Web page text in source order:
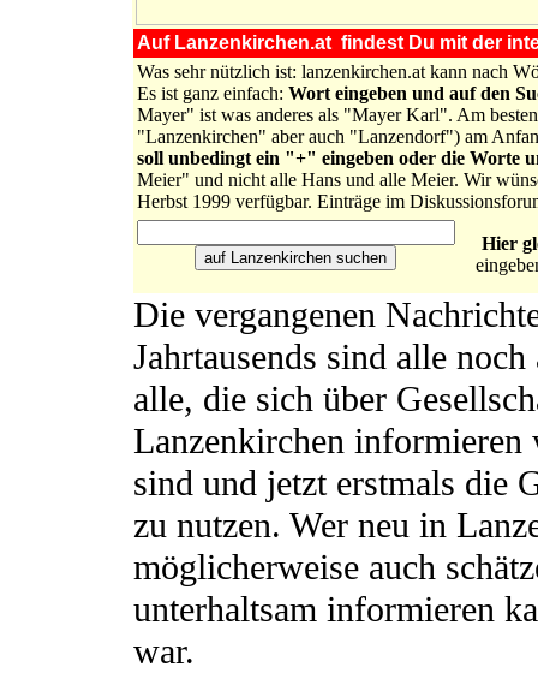
Auf Lanzenkirchen.at findest Du mit der
Was sehr nützlich ist: lanzenkirchen.at kann nach
Es ist ganz einfach: Wort eingeben und auf den
Mayer" ist was anderes als "Mayer Karl". Am
"Lanzenkirchen" aber auch "Lanzendorf") am
soll unbedingt ein "+" eingeben oder die Worte
Meier" und nicht alle Hans und alle Meier. Wir
Herbst 1999 verfügbar. Einträge im
Hier
Die vergangenen
Jahrtausends sind alle
alle, die sich über
Lanzenkirchen
sind und jetzt erstmals die
zu nutzen. Wer neu in
möglicherweise auch
unterhaltsam informieren
war.